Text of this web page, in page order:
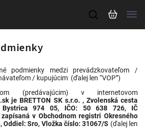
podmienky medzi prevádzkovateľom /
/ kupujúcim (ďalej len “VOP”)
(predávajúcim) v internetovom
je BRETTON SK s.r.o. , Zvolenská cesta
Bystrica 974 05, IČO: 50 638 726, IČ
zapísaná v Obchodnom registri Okresného
Oddiel: Sro, Vložka číslo: 31067/S (ďalej len